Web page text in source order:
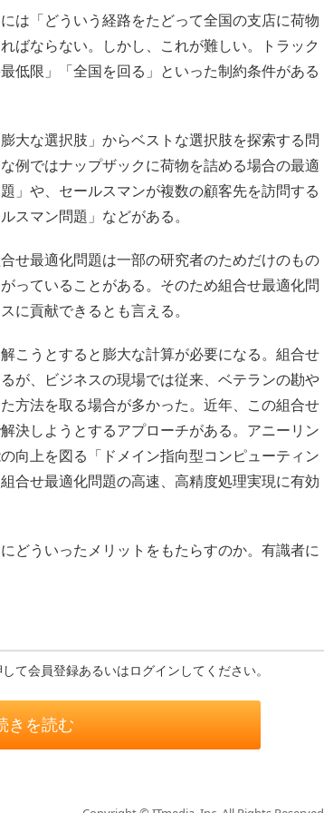
は「どういう経路をたどって全国の支店に荷物
ばならない。しかし、これが難しい。トラック
低限」「全国を回る」といった制約条件がある
大な選択肢」からベストな選択肢を探索する問
例ではナップザックに荷物を詰める場合の最適
」や、セールスマンが複数の顧客先を訪問する
スマン問題」などがある。
せ最適化問題は一部の研究者のためだけのもの
っていることがある。そのため組合せ最適化問
に貢献できるとも言える。
こうとすると膨大な計算が必要になる。組合せ
が、ビジネスの現場では従来、ベテランの勘や
方法を取る場合が多かった。近年、この組合せ
決しようとするアプローチがある。アニーリン
向上を図る「ドメイン指向型コンピューティン
合せ最適化問題の高速、高精度処理実現に有効
どういったメリットをもたらすのか。有識者に
て会員登録あるいはログインしてください。
きを読む